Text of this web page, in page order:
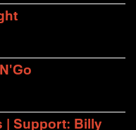
| Support: Billy